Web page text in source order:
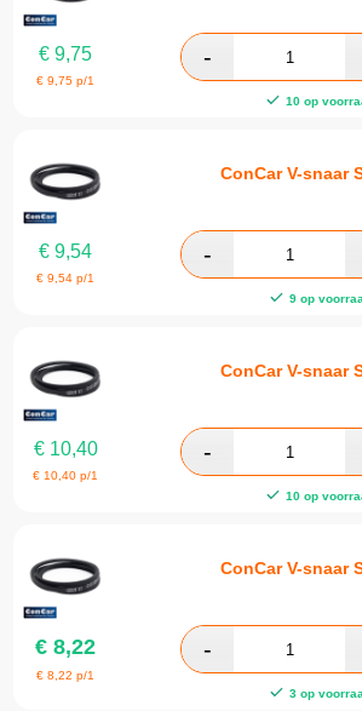
€ 9,75
€9,75 p/1
10 op
ConCar V-snaar
€ 9,54
€9,54 p/1
9 op
ConCar V-snaar
€10,40
€ 10,40 p/1
10 op
ConCar V-snaar
€ 8,22
€8,22 p/1
3 op